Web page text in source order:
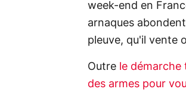
week-end en
arnaques
pleuve, qu'il vente
Outre le
des armes pour